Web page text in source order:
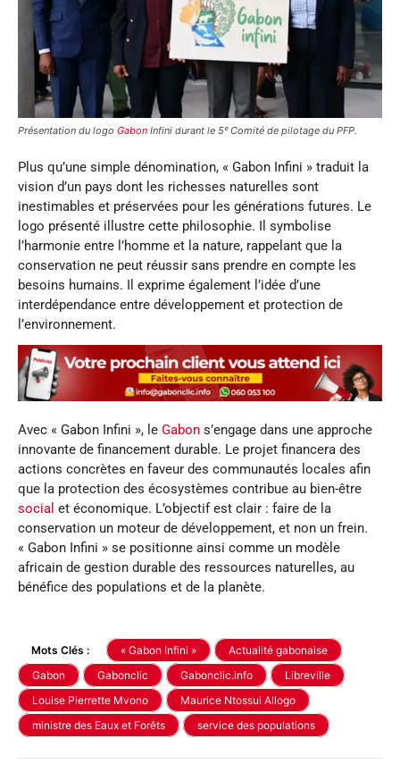
Présentation du logo Gabon Infini durant le 5ᵉ Comité de pilotage du PFP.
Plus qu’une simple dénomination, « Gabon Infini » traduit la
vision d’un pays dont les richesses naturelles sont
inestimables et préservées pour les générations futures. Le
logo présenté illustre cette philosophie. Il symbolise
l’harmonie entre l’homme et la nature, rappelant que la
conservation ne peut réussir sans prendre en compte les
besoins humains. Il exprime également l’idée d’une
interdépendance entre développement et protection de
l’environnement.
Avec « Gabon Infini », le Gabon s’engage dans une approche
innovante de financement durable. Le projet financera des
actions concrètes en faveur des communautés locales afin
que la protection des écosystèmes contribue au bien-être
social et économique. L’objectif est clair : faire de la
conservation un moteur de développement, et non un frein.
« Gabon Infini » se positionne ainsi comme un modèle
africain de gestion durable des ressources naturelles, au
bénéfice des populations et de la planète.
Mots Clés : « Gabon Infini »
Actualité gabonaise
Gabon
Gabonclic Gabonclic.info
Libreville
Louise Pierrette Mvono
Maurice Ntossui Allogo
ministre des Eaux et Forêts
service des populations